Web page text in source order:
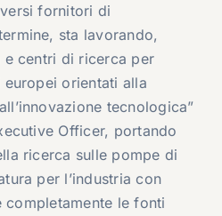
fornitori di
sta lavorando,
e centri di ricerca per
orientati alla
tecnologica”
Officer, portando
ricerca sulle pompe di
per l’industria con
completamente le fonti